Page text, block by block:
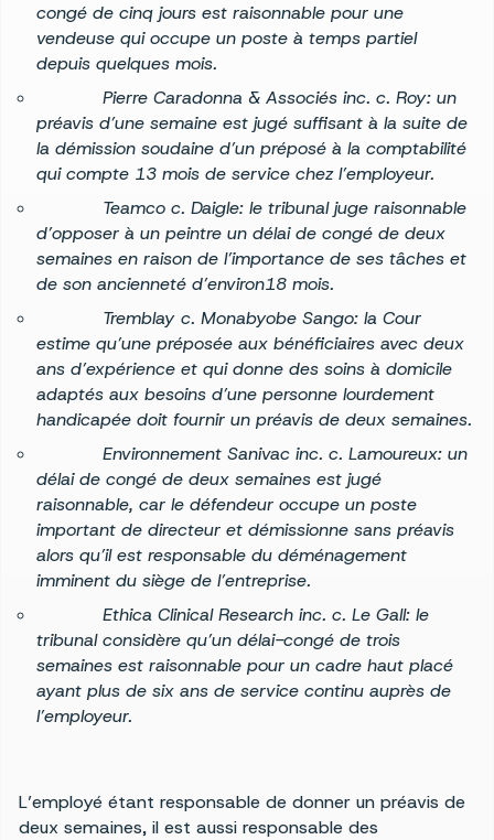
congé de cinq jours est raisonnable pour une
vendeuse qui occupe un poste à temps partiel
depuis quelques mois.
Pierre Caradonna & Associés inc. c. Roy: un
préavis d’une semaine est jugé suffisant à la suite de
la démission soudaine d’un préposé à la comptabilité
qui compte 13 mois de service chez l’employeur.
Teamco c. Daigle: le tribunal juge raisonnable
d’opposer à un peintre un délai de congé de deux
semaines en raison de l’importance de ses tâches et
de son ancienneté d’environ18 mois.
Tremblay c. Monabyobe Sango: la Cour
estime qu’une préposée aux bénéficiaires avec deux
ans d’expérience et qui donne des soins à domicile
adaptés aux besoins d’une personne lourdement
handicapée doit fournir un préavis de deux semaines.
Environnement Sanivac inc. c. Lamoureux: un
délai de congé de deux semaines est jugé
raisonnable, car le défendeur occupe un poste
important de directeur et démissionne sans préavis
alors qu’il est responsable du déménagement
imminent du siège de l’entreprise.
Ethica Clinical Research inc. c. Le Gall: le
tribunal considère qu’un délai-congé de trois
semaines est raisonnable pour un cadre haut placé
ayant plus de six ans de service continu auprès de
l’employeur.
L’employé étant responsable de donner un préavis de
deux semaines, il est aussi responsable des